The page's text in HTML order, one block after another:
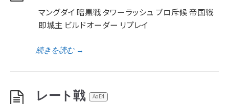
マングダイ 暗黒戦 タワーラッシュ プロ斥候 帝国戦
即城主 ビルドオーダー リプレイ
続きを読む→
レート戦 AoE4